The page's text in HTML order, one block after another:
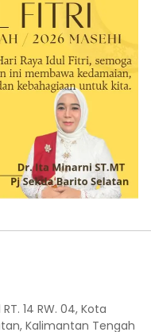
14 RW. 04, Kota
Kalimantan Tengah